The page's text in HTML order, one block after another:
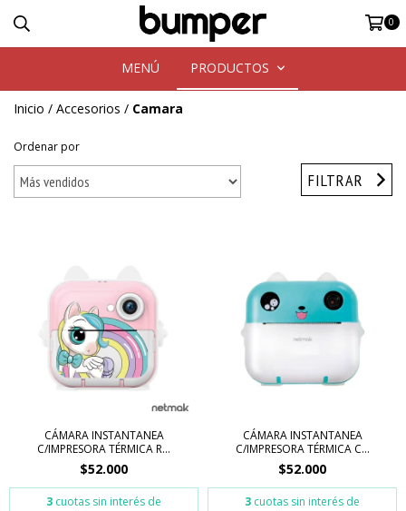
0
MENÚ PRODUCTOS
Inicio / Accesorios / Camara
Ordenar por
FILTRAR
CÁMARA INSTANTANEA
C/IMPRESORA TÉRMICA R...
$52.000
3 cuotas sin interés de
CÁMARA INSTANTANEA
C/IMPRESORA TÉRMICA C...
$52.000
3 cuotas sin interés de